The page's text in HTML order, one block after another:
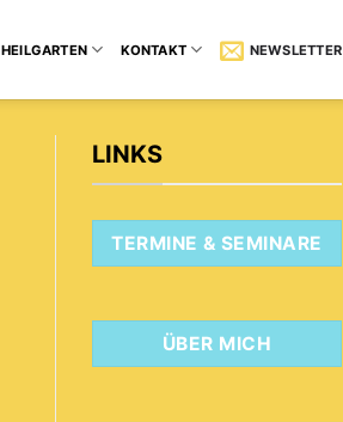
HEILGARTEN KONTAKT NEWSLETTER
LINKS
TERMINE & SEMINARE
ÜBER MICH